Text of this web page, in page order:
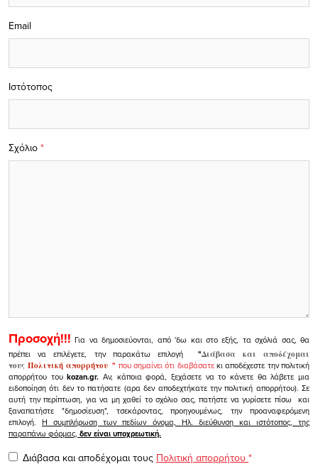
Σχόλιο *
Email
Ιστότοπος
Προσοχή!!! Για να δημοσιεύονται, από 'δω και στο εξής, τα σχόλιά σας, θα
πρέπει να επιλέγετε, την παρακάτω επιλογή
"Διάβασα και αποδέχομαι
τουςΠολιτική απορρήτου" που σημαίνει ότι διαβάσατεκι αποδέχεστε την πολιτική
απορρήτου τουkozan.gr. Αν, κάποια φορά, ξεχάσετε να το κάνετε θα λάβετε μια
ειδοποίηση ότι δεν το πατήσατε (αρα δεν αποδεχτήκατε την πολιτική απορρήτου). Σε
αυτή την περίπτωση, για να μη χαθεί το σχόλιο σας, πατήστε να γυρίσετε πίσω και
ξαναπατήστε "δημοσίευση", τσεκάροντας, προηγουμένως, την προαναφερόμενη
επιλογή.Η συμπλήρωση των πεδίων όνομα, Ηλ. διεύθυνση και ιστότοπος, της
παραπάνω φόρμας, δεν είναι υποχρεωτική.
Διάβασα και αποδέχομαι τους Πολιτική απορρήτου *